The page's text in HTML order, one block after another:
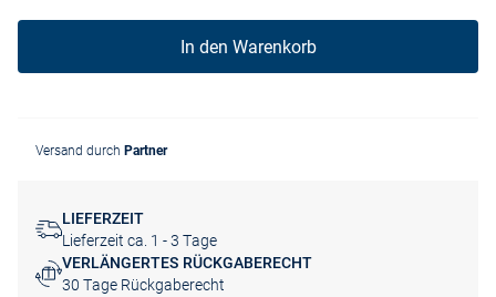
In den Warenkorb
Versand durch Partner
LIEFERZEIT
Lieferzeit ca. 1 - 3 Tage
VERLÄNGERTES RÜCKGABERECHT
30 Tage Rückgaberecht